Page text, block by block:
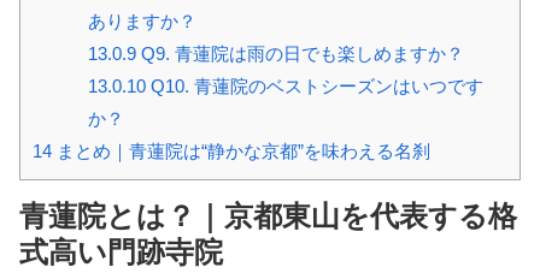
ありますか？
13.0.9Q9. 青蓮院は雨の日でも楽しめますか？
13.0.10Q10. 青蓮院のベストシーズンはいつです
か？
14 まとめ｜青蓮院は“静かな京都”を味わえる名刹
青蓮院とは？｜京都東山を代表する格
式高い門跡寺院